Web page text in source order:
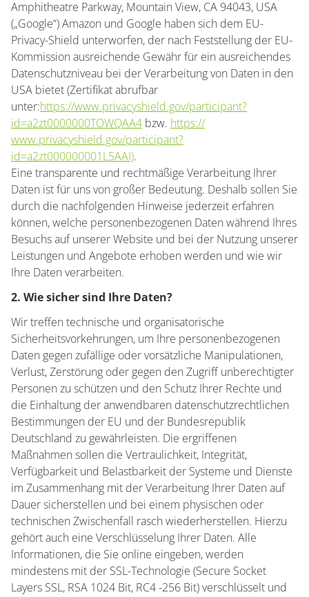
Amphitheatre Parkway, Mountain View, CA 94043, USA
(„Google“) Amazon und Google haben sich dem EU-
Privacy-Shield unterworfen, der nach Feststellung der EU-
Kommission ausreichende Gewähr für ein ausreichendes
Datenschutzniveau bei der Verarbeitung von Daten in den
USA bietet (Zertifikat abrufbar
unter:https://www.privacyshield.gov/participant?
id=a2zt0000000TOWQAA4 bzw. https://
www.privacyshield.gov/participant?
id=a2zt000000001L5AAI).
Eine transparente und rechtmäßige Verarbeitung Ihrer
Daten ist für uns von großer Bedeutung. Deshalb sollen Sie
durch die nachfolgenden Hinweise jederzeit erfahren
können, welche personenbezogenen Daten während Ihres
Besuchs auf unserer Website und bei der Nutzung unserer
Leistungen und Angebote erhoben werden und wie wir
Ihre Daten verarbeiten.
2. Wie sicher sind Ihre Daten?
Wir treffen technische und organisatorische
Sicherheitsvorkehrungen, um Ihre personenbezogenen
Daten gegen zufällige oder vorsätzliche Manipulationen,
Verlust, Zerstörung oder gegen den Zugriff unberechtigter
Personen zu schützen und den Schutz Ihrer Rechte und
die Einhaltung der anwendbaren datenschutzrechtlichen
Bestimmungen der EU und der Bundesrepublik
Deutschland zu gewährleisten. Die ergriffenen
Maßnahmen sollen die Vertraulichkeit, Integrität,
Verfügbarkeit und Belastbarkeit der Systeme und Dienste
im Zusammenhang mit der Verarbeitung Ihrer Daten auf
Dauer sicherstellen und bei einem physischen oder
technischen Zwischenfall rasch wiederherstellen. Hierzu
gehört auch eine Verschlüsselung Ihrer Daten. Alle
Informationen, die Sie online eingeben, werden
mindestens mit der SSL-Technologie (Secure Socket
Layers SSL, RSA 1024 Bit, RC4 -256 Bit) verschlüsselt und